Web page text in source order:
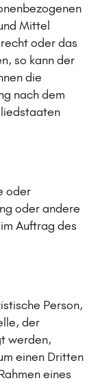
Mittel
oder das
so kann der
die
nach dem
oder
oder andere
Auftrag des
Person,
der
werden,
einen Dritten
eines